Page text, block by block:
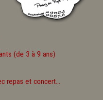
(de 3 à 9 ans)
repas et concert...